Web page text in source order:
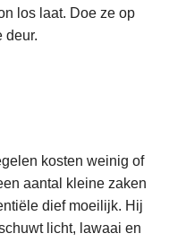
los laat. Doe ze op
deur.
kosten weinig of
aantal kleine zaken
dief moeilijk. Hij
licht, lawaai en